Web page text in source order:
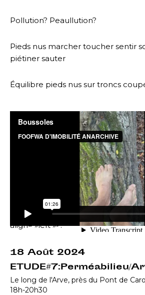
Pollution? Peaullution?
Pieds nus marcher toucher sentir
piétiner sauter
Équilibre pieds nus sur troncs
align= »left »>.
18 Août 2024
ETUDE#7:Perméabilieu/
Le long de l'Arve, près du Pont de
18h-20h30